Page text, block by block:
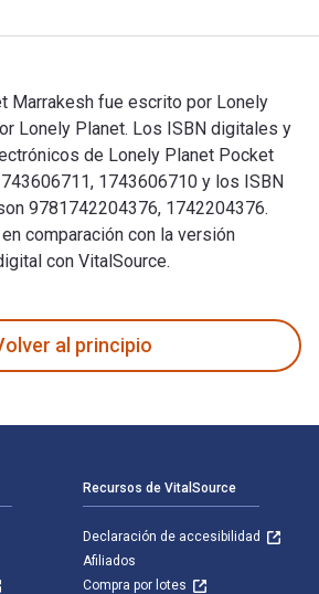
Marrakesh fue escrito por Lonely
Lonely Planet. Los ISBN digitales y
de Lonely Planet Pocket
1743606710 y los ISBN
9781742204376, 1742204376.
comparación con la versión
con VitalSource.
al principio
Recursos de VitalSource
Declaración de accesibilidad
Afiliados
Compra por lotes